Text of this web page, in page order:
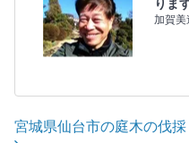
りま
加賀美
宮城県仙台市の庭木の伐